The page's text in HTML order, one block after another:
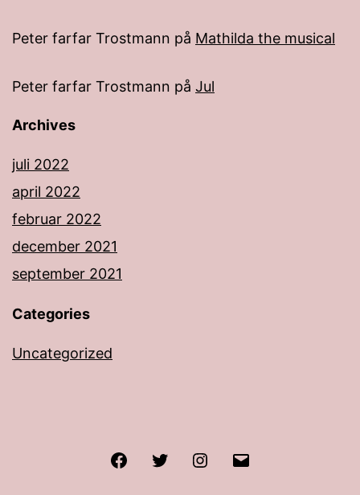
Peter farfar Trostmann på Mathilda the musical
Peter farfar Trostmann på Jul
Archives
juli 2022
april 2022
februar 2022
december 2021
september 2021
Categories
Uncategorized
FacebookTwitter Instagram